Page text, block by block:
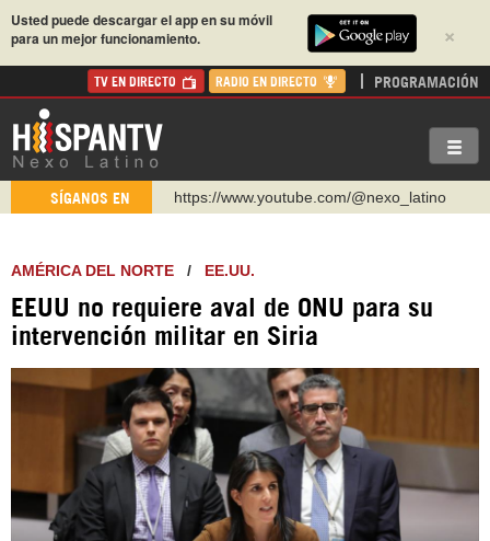
×
Usted puede descargar el app en su móvil
para un mejor funcionamiento.
TV EN DIRECTO RADIO EN DIRECTO PROGRAMACIÓN
SÍGANOS EN
https://www.youtube.com/@nexo_latino
https://t.me/hispantvcanal
https://urmedium.com/c/hispantv
WhatsApp y Viber: +98 921 79 29 404
https://www.facebook.com/Nexolatino.Canal
AMÉRICA DEL NORTE / EE.UU.
EEUU no requiere aval de ONU para su
intervención militar en Siria